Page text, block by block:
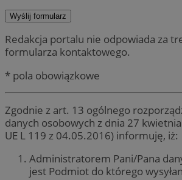
Redakcja portalu nie odpowiada za
formularza kontaktowego.
* pola obowiązkowe
Zgodnie z art. 13 ogólnego
danych osobowych z dnia 27
UE L 119 z 04.05.2016) informuję, iż:
Administratorem Pani/Pana
jest Podmiot do którego